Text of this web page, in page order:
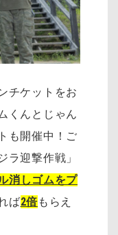
チケットをお
くんとじゃん
も開催中！ ご
ラ迎撃作戦」
消しゴムをプ
ば2倍もらえ